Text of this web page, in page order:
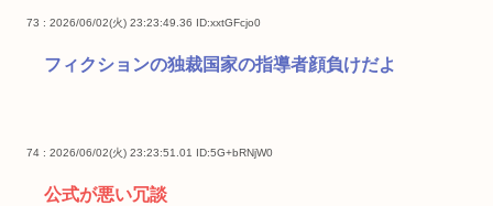
73 : 2026/06/02(火) 23:23:49.36 ID:xxtGFcjo0
フィクションの独裁国家の指導者顔負けだよ
74 : 2026/06/02(火) 23:23:51.01 ID:5G+bRNjW0
公式が悪い冗談